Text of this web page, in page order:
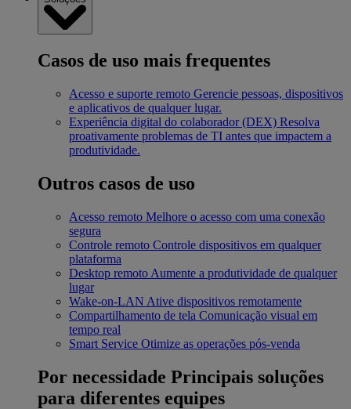
Casos de uso mais frequentes
Acesso e suporte remoto Gerencie pessoas, dispositivos
e aplicativos de qualquer lugar.
Experiência digital do colaborador (DEX) Resolva
proativamente problemas de TI antes que impactem a
produtividade.
Outros casos de uso
Acesso remoto Melhore o acesso com uma conexão
segura
Controle remoto Controle dispositivos em qualquer
plataforma
Desktop remoto Aumente a produtividade de qualquer
lugar
Wake-on-LAN Ative dispositivos remotamente
Compartilhamento de tela Comunicação visual em
tempo real
Smart Service Otimize as operações pós-venda
Por necessidade Principais soluções
para diferentes equipes